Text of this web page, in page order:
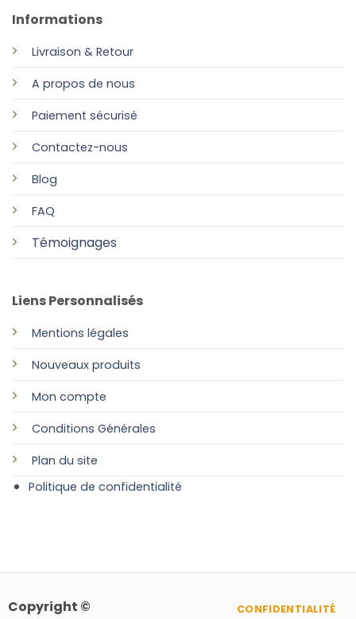
Informations
Livraison & Retour
A propos de nous
Paiement sécurisé
Contactez-nous
Blog
FAQ
Témoignages
Liens Personnalisés
Mentions légales
Nouveaux produits
Mon compte
Conditions Générales
Plan du site
Politique de confidentialité
Copyright ©
CONFIDENTIALITÉ